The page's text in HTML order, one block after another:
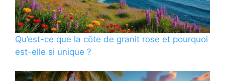
Qu’est-ce que la côte de granit rose et pourquoi
est-elle si unique ?